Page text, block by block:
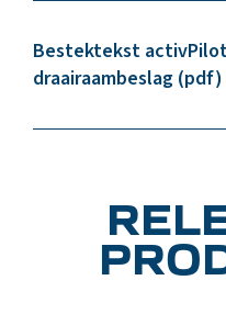
Bestektekst
draairaambeslag (pdf)